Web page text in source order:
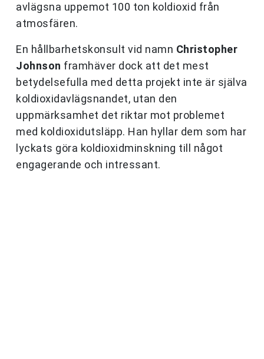
avlägsna uppemot 100 ton koldioxid från
atmosfären.
En hållbarhetskonsult vid namn Christopher
Johnson framhäver dock att det mest
betydelsefulla med detta projekt inte är själva
koldioxidavlägsnandet, utan den
uppmärksamhet det riktar mot problemet
med koldioxidutsläpp. Han hyllar dem som har
lyckats göra koldioxidminskning till något
engagerande och intressant.